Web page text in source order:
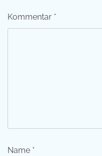
Kommentar *
Name *